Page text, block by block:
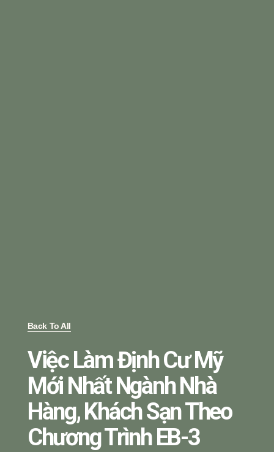
Back To All
Việc Làm Định Cư Mỹ
Mới Nhất Ngành Nhà
Hàng, Khách Sạn Theo
Chương Trình EB-3